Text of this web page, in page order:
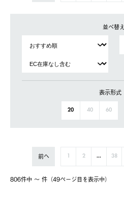
並べ替え
表示形式
20 40 60
806件中 〜 件（49ページ⽬を表⽰中）
前へ 1 2 ... 38